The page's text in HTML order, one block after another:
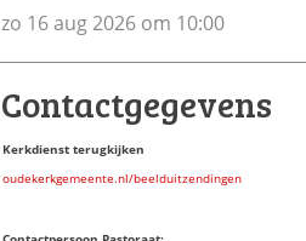
zo 16 aug 2026 om 10:00
Contactgegevens
Kerkdienst terugkijken
oudekerkgemeente.nl/beelduitzendingen